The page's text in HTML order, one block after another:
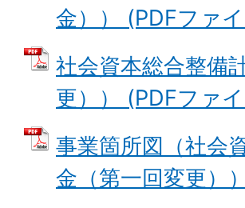
金）） (PDFファ
社会資本総合整備
更）） (PDFファ
事業箇所図（社会
金（第一回変更）